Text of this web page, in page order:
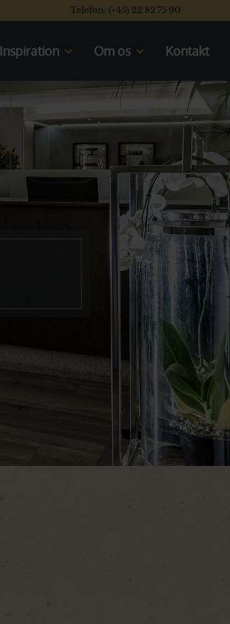
Telefon: (+45) 22 82 75 90
Inspiration
En typisk dag på safari
Se de åbne safarikøretøjer
Valget mellem Kenya og Tanzania
Om os
Vores rating system
Læs vores kunders flotte
anmeldelser
Kontakt